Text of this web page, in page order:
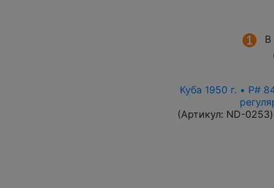
В
Куба 1950 г. • P#
(Артикул: ND-0253)